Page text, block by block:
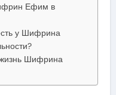
Ефим в
у Шифрина
Шифрина